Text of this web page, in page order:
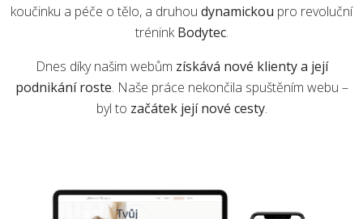
koučinku a péče o tělo, a druhou dynamickou pro revoluční
tréninkBodytec.
Dnes díky našim webům získává nové klienty a její
podnikání roste. Naše práce nekončila spuštěním webu –
byl to začátek její nové cesty.